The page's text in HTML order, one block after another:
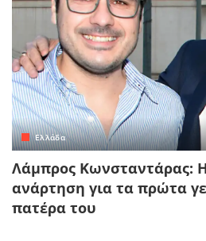
Ελλάδα
Λάμπρος Κωνσταντάρας:
ανάρτηση για τα πρώτα
πατέρα του